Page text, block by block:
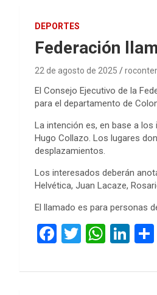
DEPORTES
Federación
22 de agosto de 2025
El Consejo Ejecutivo de la
para el departamento de
La intención es, en base a
Hugo Collazo. Los lugares
desplazamientos.
Los interesados deberán
Helvética, Juan Lacaze,
El llamado es para personas
F
ce
T
tt
W
at
Li
ke